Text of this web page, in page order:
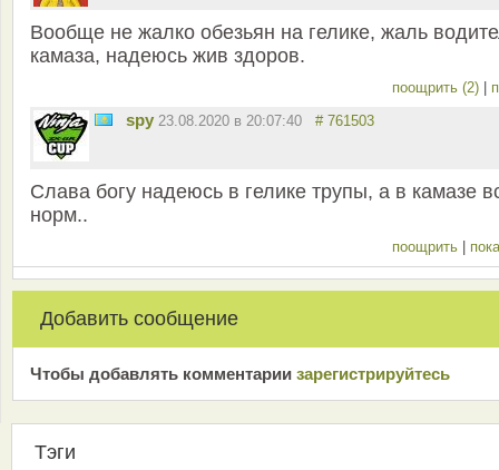
Вообще не жалко обезьян на гелике, жаль
камаза, надеюсь жив здоров.
поощрить (2) |
spy 23.08.2020 в 20:07:40 # 761503
Слава богу надеюсь в гелике трупы, а в камазе
норм..
поощрить |
Добавить сообщение
Чтобы добавлять комментарии зарeгиcтрирyйтeсь
Тэги